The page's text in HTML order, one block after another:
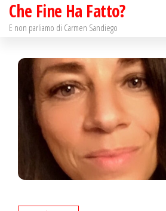
Salta
contenuto
Che Fine Ha Fatto?
E non parliamo di Carmen Sandiego